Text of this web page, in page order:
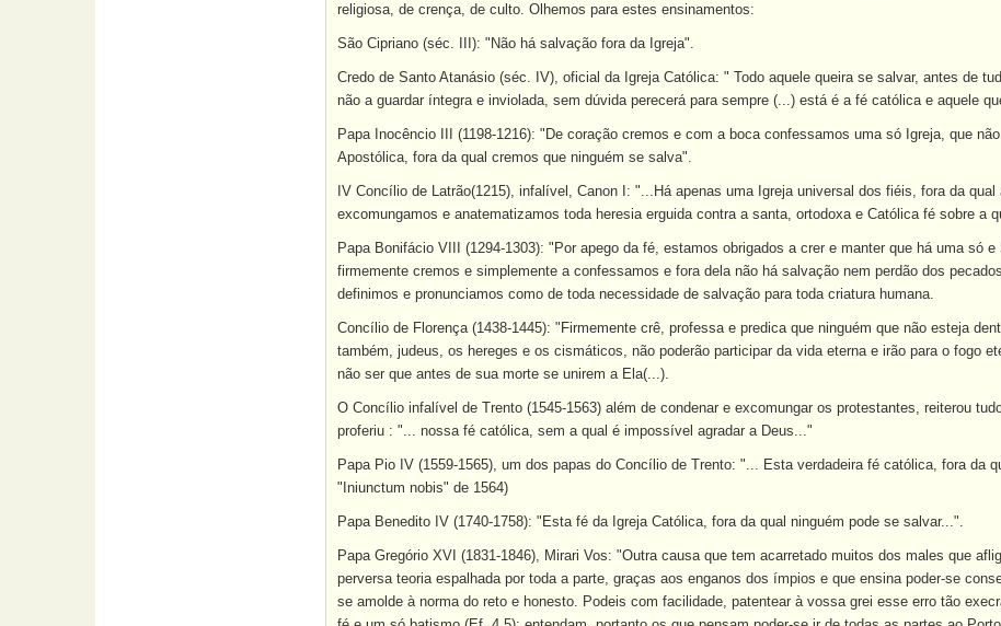
religiosa, de crença, de culto. Olhemos para estes ensinamentos:
São Cipriano (séc. III): "Não há salvação fora da Igreja".
Credo de Santo Atanásio (séc. IV), oficial da Igreja Católica: " Todo aquele queira se salvar, antes de
não a guardar íntegra e inviolada, sem dúvida perecerá para sempre (...) está é a fé católica e aquele
Papa Inocêncio III (1198-1216): "De coração cremos e com a boca confessamos uma só Igreja, que
Apostólica, fora da qual cremos que ninguém se salva".
IV Concílio de Latrão(1215), infalível, Canon I: "...Há apenas uma Igreja universal dos fiéis, fora da
excomungamos e anatematizamos toda heresia erguida contra a santa, ortodoxa e Católica fé sobre a
Papa Bonifácio VIII (1294-1303): "Por apego da fé, estamos obrigados a crer e manter que há uma só
firmemente cremos e simplemente a confessamos e fora dela não há salvação nem perdão dos
definimos e pronunciamos como de toda necessidade de salvação para toda criatura humana.
Concílio de Florença (1438-1445): "Firmemente crê, professa e predica que ninguém que não esteja
também, judeus, os hereges e os cismáticos, não poderão participar da vida eterna e irão para o fogo
não ser que antes de sua morte se unirem a Ela(...).
O Concílio infalível de Trento (1545-1563) além de condenar e excomungar os protestantes, reiterou
proferiu : "... nossa fé católica, sem a qual é impossível agradar a Deus..."
Papa Pio IV (1559-1565), um dos papas do Concílio de Trento: "... Esta verdadeira fé católica, fora da
"Iniunctum nobis" de 1564)
Papa Benedito IV (1740-1758): "Esta fé da Igreja Católica, fora da qual ninguém pode se salvar...".
Papa Gregório XVI (1831-1846), Mirari Vos: "Outra causa que tem acarretado muitos dos males que
perversa teoria espalhada por toda a parte, graças aos enganos dos ímpios e que ensina poder-se
se amolde à norma do reto e honesto. Podeis com facilidade, patentear à vossa grei esse erro tão